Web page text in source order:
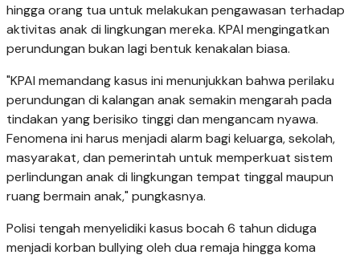
hingga orang tua untuk melakukan pengawasan terhadap
aktivitas anak di lingkungan mereka. KPAI mengingatkan
perundungan bukan lagi bentuk kenakalan biasa.
"KPAI memandang kasus ini menunjukkan bahwa perilaku
perundungan di kalangan anak semakin mengarah pada
tindakan yang berisiko tinggi dan mengancam nyawa.
Fenomena ini harus menjadi alarm bagi keluarga, sekolah,
masyarakat, dan pemerintah untuk memperkuat sistem
perlindungan anak di lingkungan tempat tinggal maupun
ruang bermain anak," pungkasnya.
Polisi tengah menyelidiki kasus bocah 6 tahun diduga
menjadi korban bullying oleh dua remaja hingga koma